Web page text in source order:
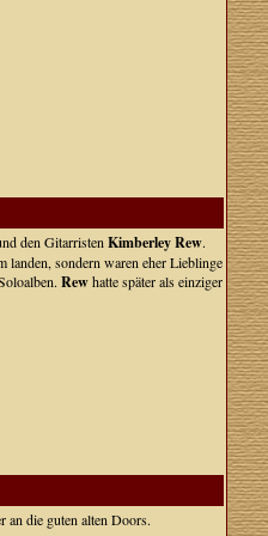
den Gitarristen Kimberley Rew.
sondern waren eher Lieblinge
Rewhatte später als einziger
die guten alten Doors.